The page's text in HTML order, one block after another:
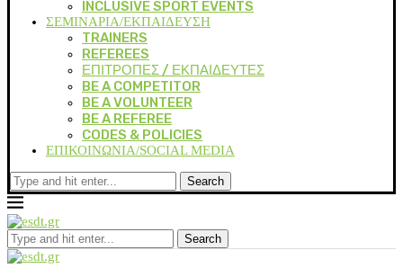
INCLUSIVE SPORT EVENTS
ΣΕΜΙΝΑΡΙΑ/ΕΚΠΑΙΔΕΥΣΗ
TRAINERS
REFEREES
ΕΠΙΤΡΟΠΕΣ / ΕΚΠΑΙΔΕΥΤΕΣ
BE A COMPETITOR
BE A VOLUNTEER
BE A REFEREE
CODES & POLICIES
ΕΠΙΚΟΙΝΩΝΙΑ/SOCIAL MEDIA
Search
Search